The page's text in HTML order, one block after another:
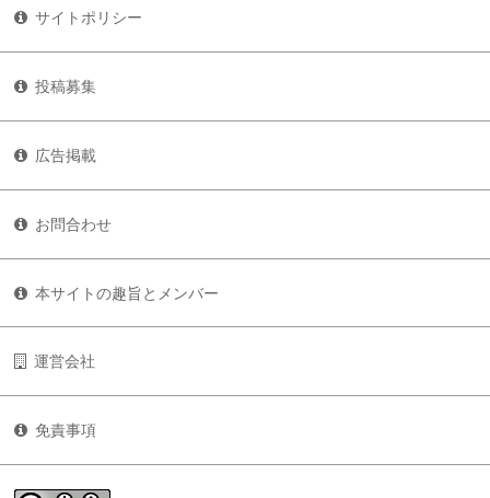
サイトポリシー
投稿募集
広告掲載
お問合わせ
本サイトの趣旨とメンバー
運営会社
免責事項